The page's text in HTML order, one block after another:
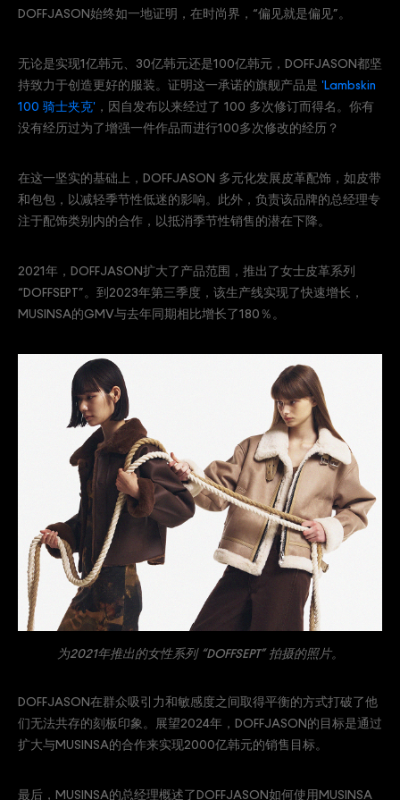
DOFFJASON始终如一地证明，在时尚界，“偏见就是偏见”。
无论是实现1亿韩元、30亿韩元还是100亿韩元，DOFFJASON都坚
持致力于创造更好的服装。证明这一承诺的旗舰产品是 'Lambskin
100 骑士夹克' ，因自发布以来经过了 100 多次修订而得名。你有
没有经历过为了增强一件作品而进行100多次修改的经历？
在这一坚实的基础上，DOFFJASON 多元化发展皮革配饰，如皮带
和包包，以减轻季节性低迷的影响。此外，负责该品牌的总经理专
注于配饰类别内的合作，以抵消季节性销售的潜在下降。
2021年，DOFFJASON扩大了产品范围，推出了女士皮革系列
“DOFFSEPT”。到2023年第三季度，该生产线实现了快速增长，
MUSINSA的GMV与去年同期相比增长了180％。
为2021年推出的女性系列 “DOFFSEPT” 拍摄的照片。
DOFFJASON在群众吸引力和敏感度之间取得平衡的方式打破了他
们无法共存的刻板印象。展望2024年，DOFFJASON的目标是通过
扩大与MUSINSA的合作来实现2000亿韩元的销售目标。
最后，MUSINSA的总经理概述了DOFFJASON如何使用MUSINSA